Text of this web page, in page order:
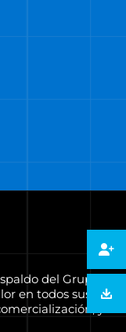
del Grupo
en todos sus
y